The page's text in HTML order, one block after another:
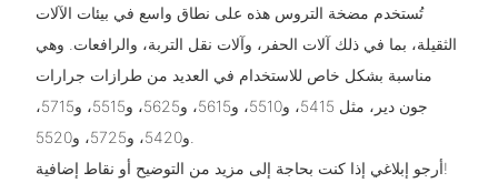
تُستخدم مضخة التروس هذه على نطاق واسع في بيئات الآلات
الثقيلة، بما في ذلك آلات الحفر، وآلات نقل التربة، والرافعات. وهي
مناسبة بشكل خاص للاستخدام في العديد من طرازات جرارات
جون دير، مثل 5415، و5510، و5615، و5625، و5515، و5715،
أرجو إبلاغي إذا كنت بحاجة إلى مزيد من التوضيح أو نقاط إضافية!